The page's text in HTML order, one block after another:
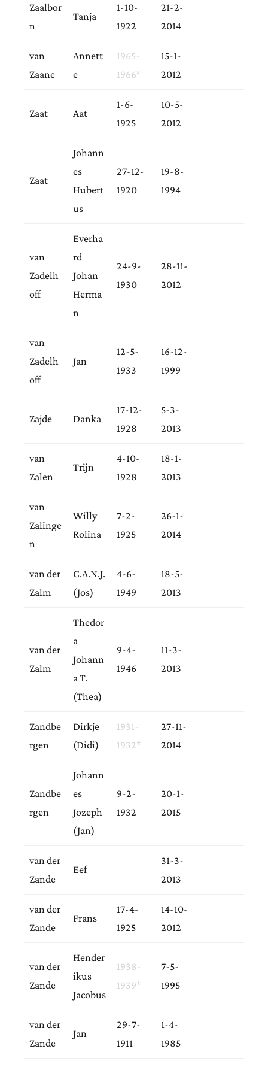
Zaalbor
n
Tanja
1-10-
1922
21-2-
2014
van
Zaane
Annett
e
1965-
1966*
15-1-
2012
Zaat Aat
1-6-
1925
10-5-
2012
Zaat
Johann
es
Hubert
us
27-12-
1920
19-8-
1994
van
Zadelh
off
Everha
rd
Johan
Herma
n
24-9-
1930
28-11-
2012
van
Zadelh
off
Jan
12-5-
1933
16-12-
1999
Zajde Danka
17-12-
1928
5-3-
2013
van
Zalen
Trijn
4-10-
1928
18-1-
2013
van
Zalinge
n
Willy
Rolina
7-2-
1925
26-1-
2014
van der
Zalm
C.A.N.J.
(Jos)
4-6-
1949
18-5-
2013
van der
Zalm
Thedor
a
Johann
a T.
(Thea)
9-4-
1946
11-3-
2013
Zandbe
rgen
Dirkje
(Didi)
1931-
1932*
27-11-
2014
Zandbe
rgen
Johann
es
Jozeph
(Jan)
9-2-
1932
20-1-
2015
van der
Zande
Eef
31-3-
2013
van der
Zande
Frans
17-4-
1925
14-10-
2012
van der
Zande
Hender
ikus
Jacobus
1938-
1939*
7-5-
1995
van der
Zande
Jan
29-7-
1911
1-4-
1985